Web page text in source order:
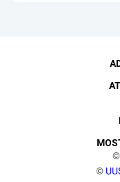
©
©